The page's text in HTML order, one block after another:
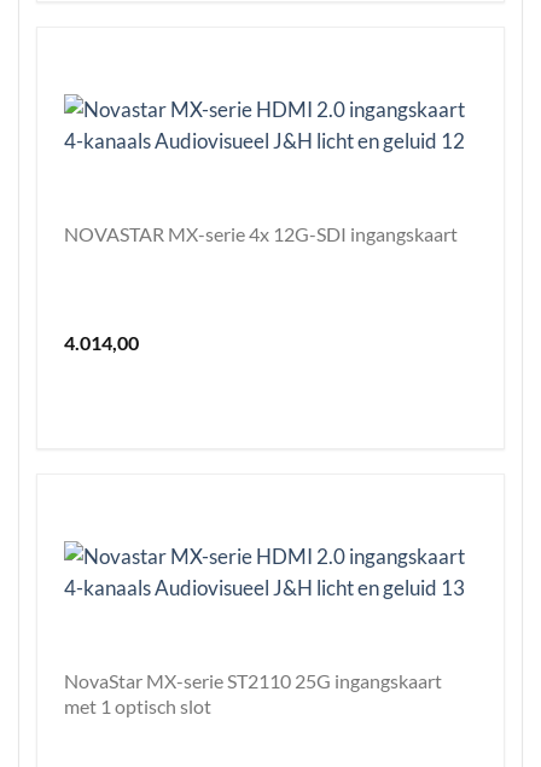
NOVASTAR MX-serie 4x 12G-SDI ingangskaart
4.014,00
NovaStar MX-serie ST2110 25G ingangskaart
met 1 optisch slot